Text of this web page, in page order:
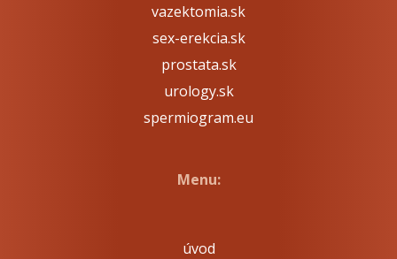
vazektomia.sk
sex-erekcia.sk
prostata.sk
urology.sk
spermiogram.eu
Menu:
úvod